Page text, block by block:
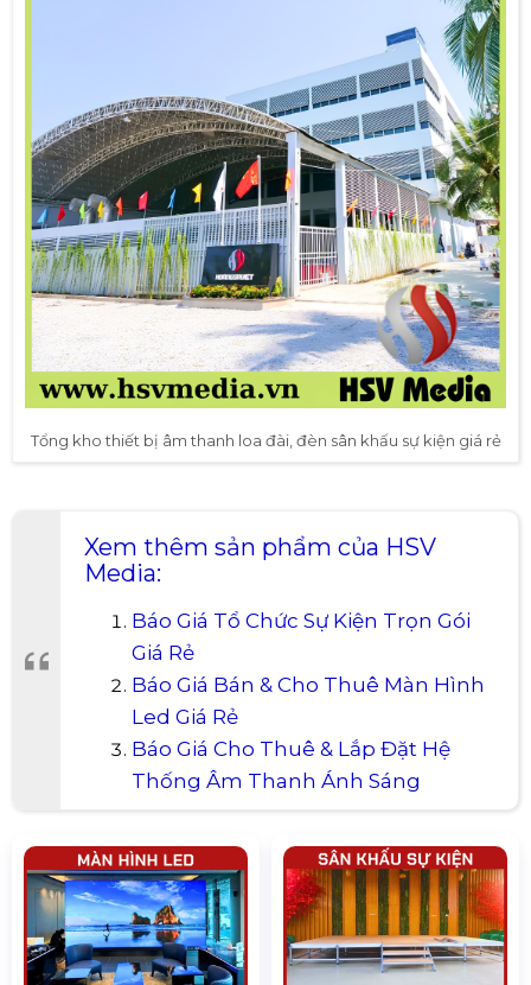
Tổng kho thiết bị âm thanh loa đài, đèn sân khấu sự kiện giá rẻ
Xem thêm sản phẩm của HSV
Media:
Báo Giá Tổ Chức Sự Kiện Trọn Gói
Giá Rẻ
Báo Giá Bán & Cho Thuê Màn Hình
Led Giá Rẻ
Báo Giá Cho Thuê & Lắp Đặt Hệ
Thống Âm Thanh Ánh Sáng